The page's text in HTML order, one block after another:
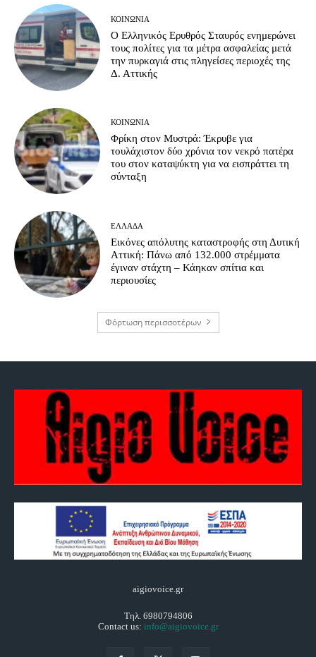
ΚΟΙΝΩΝΊΑ
Ο Ελληνικός Ερυθρός Σταυρός ενημερώνει
τους πολίτες για τα μέτρα ασφαλείας μετά
την πυρκαγιά στις πληγείσες περιοχές της
Δ. Αττικής
ΚΟΙΝΩΝΊΑ
Φρίκη στον Μυστρά: Έκρυβε για
τουλάχιστον δύο χρόνια τον νεκρό πατέρα
του στον καταψύκτη για να εισπράττει τη
σύνταξη
ΕΛΛΆΔΑ
Εικόνες απόλυτης καταστροφής στη Δυτική
Αττική: Πάνω από 132.000 στρέμματα
έγιναν στάχτη – Κάηκαν σπίτια και
περιουσίες
Φόρτωση περισσοτέρων
aigiovoice.gr
Τηλ. 6980794806
Contact us: info@aigiovoice.gr